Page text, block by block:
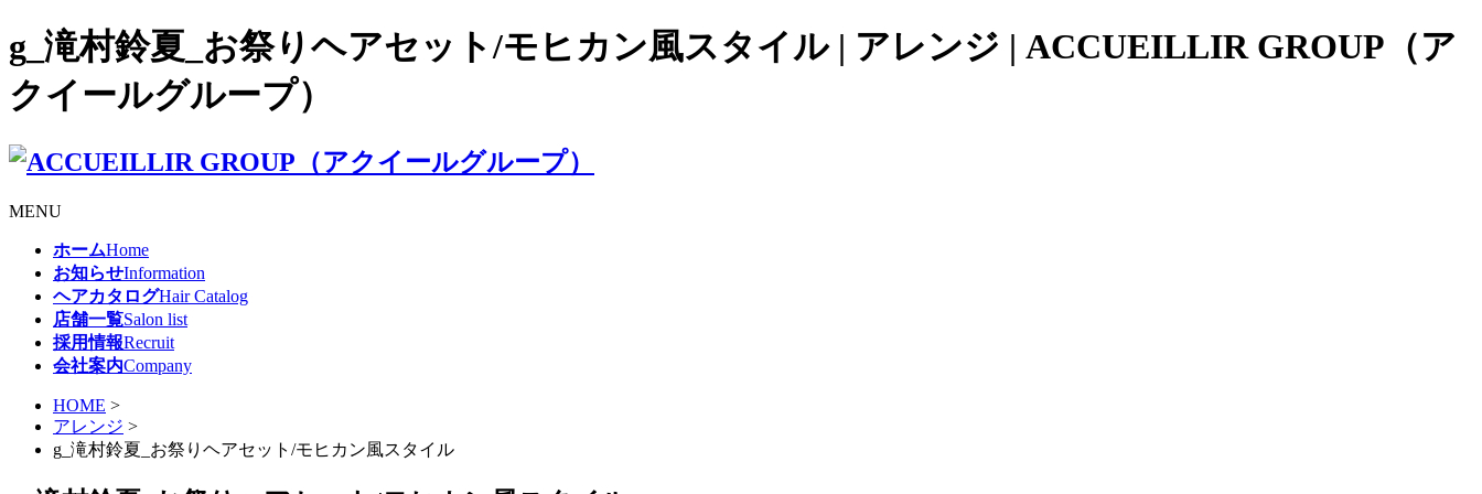
g_滝村鈴夏_お祭りヘアセット/モヒカン風スタイル | アレンジ | ACCUEILLIR GROUP（ア
クイールグループ）
MENU
ホームHome
お知らせInformation
ヘアカタログHair Catalog
店舗一覧Salon list
採用情報Recruit
会社案内Company
HOME >
アレンジ >
g_滝村鈴夏_お祭りヘアセット/モヒカン風スタイル